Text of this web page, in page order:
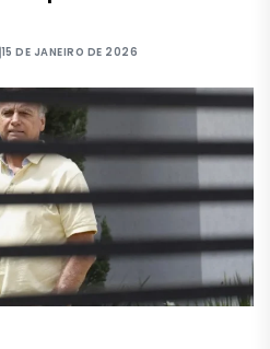
15 DE JANEIRO DE 2026